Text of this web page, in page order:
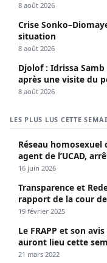
8 août 2026
Crise
situation
8 août 2026
Djolof : Idrissa
après une visite du
8 août 2026
LES PLUS LUS CETTE
Réseau
agent de l’UCAD,
propagé le VIH
16 juin 2026
Transparence et
rapport de la cour
19 février 2025
Le FRAPP et son
auront lieu cette
21 mars 2022